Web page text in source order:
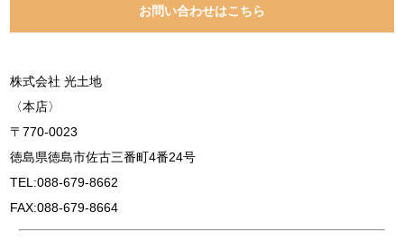
お問い合わせはこちら
株式会社 光土地
〈本店〉
〒770-0023
徳島県徳島市佐古三番町4番24号
TEL:088-679-8662
FAX:088-679-8664